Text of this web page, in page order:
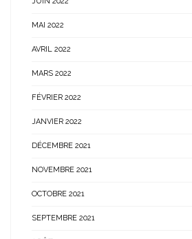
MAI 2022
AVRIL 2022
MARS 2022
FÉVRIER 2022
JANVIER 2022
DÉCEMBRE 2021
NOVEMBRE 2021
OCTOBRE 2021
SEPTEMBRE 2021